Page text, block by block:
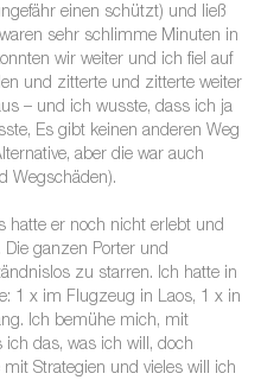
einen schützt) und ließ
sehr schlimme Minuten in
wir weiter und ich fiel auf
und zitterte und zitterte weiter
– und ich wusste, dass ich ja
Es gibt keinen anderen Weg
aber die war auch
Wegschäden).
hatte er noch nicht erlebt und
ganzen Porter und
zu starren. Ich hatte in
1 x im Flugzeug in Laos, 1 x in
Ich bemühe mich, mit
das, was ich will, doch
Strategien und vieles will ich